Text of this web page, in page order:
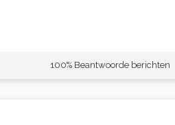
100% Beantwoorde berichten